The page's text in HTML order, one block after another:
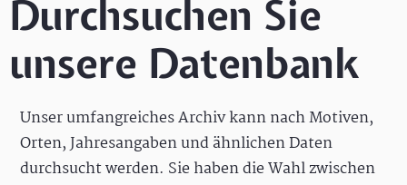
Durchsuchen Sie
unsere Datenbank
Unser umfangreiches Archiv kann nach Motiven,
Orten, Jahresangaben und ähnlichen Daten
durchsucht werden. Sie haben die Wahl zwischen